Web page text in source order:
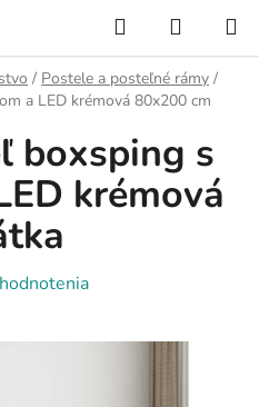
Hľadať
KOŠÍK
/ Postele a posteľné rámy /
a LED krémová 80x200 cm
boxsping s
krémová